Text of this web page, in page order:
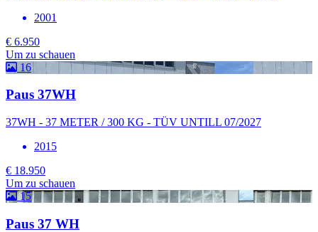
2001
€ 6.950
Um zu schauen
16
Paus 37WH
37WH - 37 METER / 300 KG - TÜV UNTILL 07/2027
2015
€ 18.950
Um zu schauen
15
Paus 37 WH